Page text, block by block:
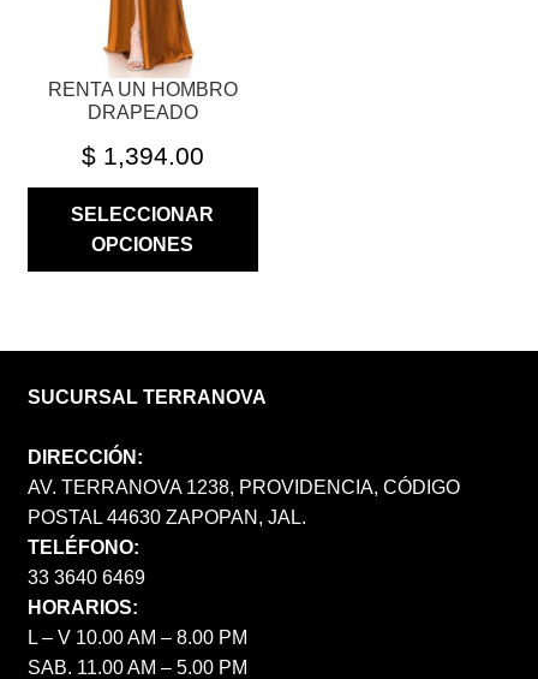
RENTA UN HOMBRO
DRAPEADO
$1,394.00
SELECCIONAR
OPCIONES
DE
SUCURSAL TERRANOVA
DIRECCIÓN:
AV. TERRANOVA 1238, PROVIDENCIA, CÓDIGO
POSTAL 44630 ZAPOPAN, JAL.
TELÉFONO:
33 3640 6469
HORARIOS:
L – V 10.00 AM – 8.00 PM
SAB. 11.00 AM – 5.00 PM